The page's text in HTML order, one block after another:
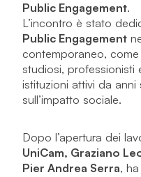
Public Engagement.
L’incontro è stato
Public Engagement
contemporaneo,
studiosi, professionisti
istituzioni attivi da anni
sull’impatto sociale.
Dopo l’apertura dei
UniCam, Graziano
Pier Andrea Serra,